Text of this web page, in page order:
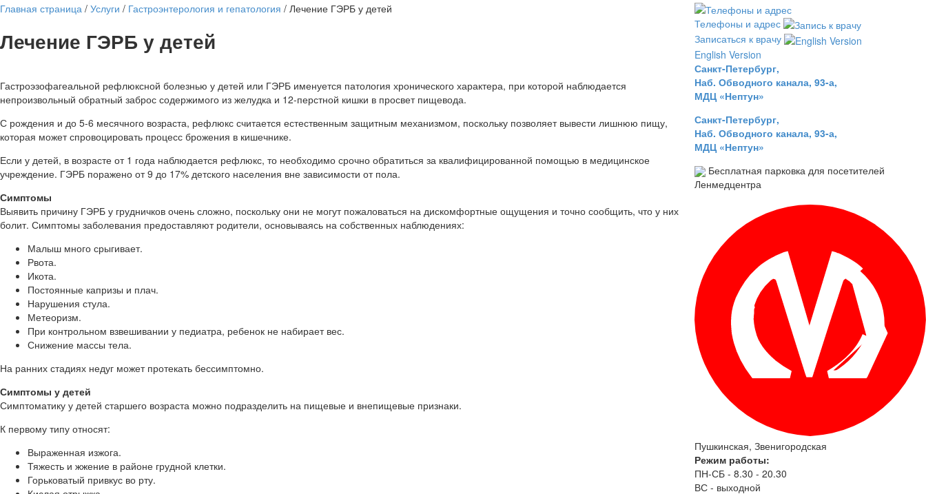
Главная страница / Услуги / Гастроэнтерология и гепатология / Лечение ГЭРБ у детей
Лечение ГЭРБ у детей
Гастроэзофагеальной рефлюксной болезнью у детей или ГЭРБ именуется патология хронического характера, при которой наблюдается
непроизвольный обратный заброс содержимого из желудка и 12-перстной кишки в просвет пищевода.
С рождения и до 5-6 месячного возраста, рефлюкс считается естественным защитным механизмом, поскольку позволяет вывести лишнюю пищу,
которая может спровоцировать процесс брожения в кишечнике.
Если у детей, в возрасте от 1 года наблюдается рефлюкс, то необходимо срочно обратиться за квалифицированной помощью в медицинское
учреждение. ГЭРБ поражено от 9 до 17% детского населения вне зависимости от пола.
Симптомы
Выявить причину ГЭРБ у грудничков очень сложно, поскольку они не могут пожаловаться на дискомфортные ощущения и точно сообщить, что у них
болит. Симптомы заболевания предоставляют родители, основываясь на собственных наблюдениях:
Малыш много срыгивает.
Рвота.
Икота.
Постоянные капризы и плач.
Нарушения стула.
Метеоризм.
При контрольном взвешивании у педиатра, ребенок не набирает вес.
Снижение массы тела.
На ранних стадиях недуг может протекать бессимптомно.
Симптомы у детей
Симптоматику у детей старшего возраста можно подразделить на пищевые и внепищевые признаки.
К первому типу относят:
Выраженная изжога.
Тяжесть и жжение в районе грудной клетки.
Горьковатый привкус во рту.
Телефоны и адрес
Записаться к врачу
English Version
Санкт-Петербург,
Наб. Обводного канала, 93-а,
МДЦ «Нептун»
Санкт-Петербург,
Наб. Обводного канала, 93-а,
МДЦ «Нептун»
Бесплатная парковка для посетителей
Ленмедцентра
Пушкинская, Звенигородская
Режим работы:
ПН-СБ - 8.30 - 20.30
ВС - выходной